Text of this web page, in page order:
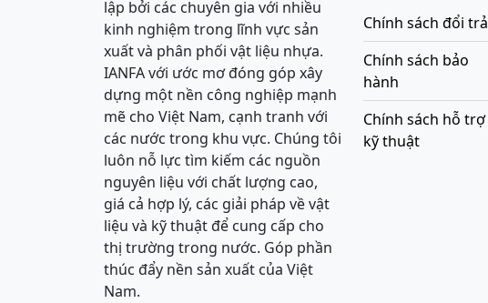
lập bởi các chuyên gia với nhiều
kinh nghiệm trong lĩnh vực sản
xuất và phân phối vật liệu nhựa.
IANFA với ước mơ đóng góp xây
dựng một nền công nghiệp mạnh
mẽ cho Việt Nam, cạnh tranh với
các nước trong khu vực. Chúng tôi
luôn nỗ lực tìm kiếm các nguồn
nguyên liệu với chất lượng cao,
giá cả hợp lý, các giải pháp về vật
liệu và kỹ thuật để cung cấp cho
thị trường trong nước. Góp phần
thúc đẩy nền sản xuất của Việt
Nam.
Chính sách đổi trả
Chính sách bảo
hành
Chính sách hỗ trợ
kỹ thuật